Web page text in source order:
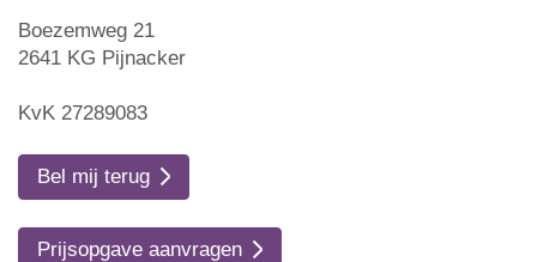
Boezemweg 21
2641 KG Pijnacker
KvK 27289083
Bel mij terug
Prijsopgave aanvragen